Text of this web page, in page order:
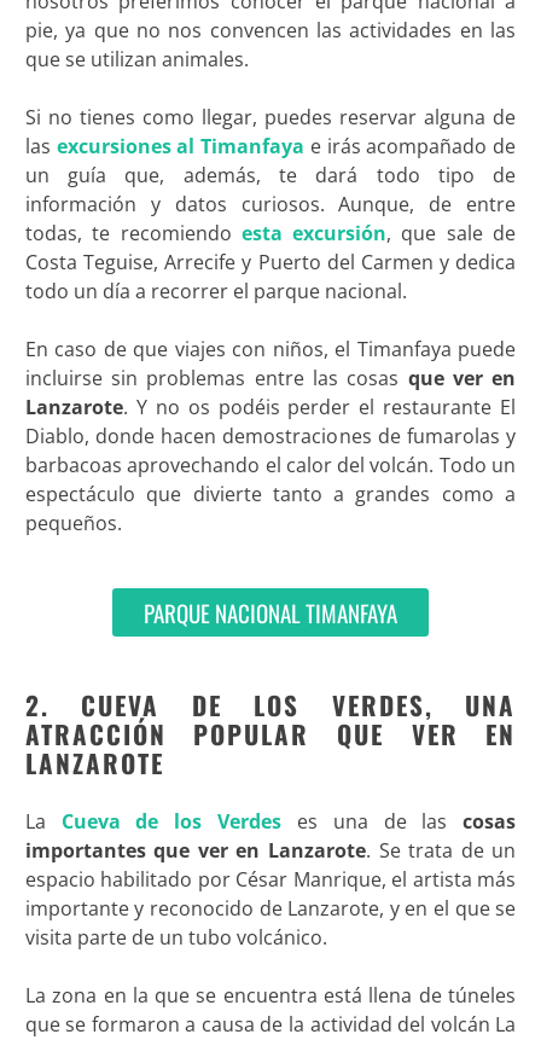
pie, ya que no nos convencen las actividades en las
que se utilizan animales.
Si no tienes como llegar, puedes reservar alguna de
las excursiones al Timanfaya e irás acompañado de
un guía que, además, te dará todo tipo de
información y datos curiosos. Aunque, de entre
todas, te recomiendo esta excursión, que sale de
Costa Teguise, Arrecife y Puerto del Carmen y dedica
todo un día a recorrer el parque nacional.
En caso de que viajes con niños, el Timanfaya puede
incluirse sin problemas entre las cosas que ver en
Lanzarote. Y no os podéis perder el restaurante El
Diablo, donde hacen demostraciones de fumarolas y
barbacoas aprovechando el calor del volcán. Todo un
espectáculo que divierte tanto a grandes como a
pequeños.
PARQUE NACIONAL TIMANFAYA
2. CUEVA DE LOS VERDES, UNA
ATRACCIÓN POPULAR QUE VER EN
LANZAROTE
La Cueva de los Verdes es una de lascosas
importantes que ver en Lanzarote. Se trata de un
espacio habilitado por César Manrique, el artista más
importante y reconocido de Lanzarote, y en el que se
visita parte de un tubo volcánico.
La zona en la que se encuentra está llena de túneles
que se formaron a causa de la actividad del volcán La